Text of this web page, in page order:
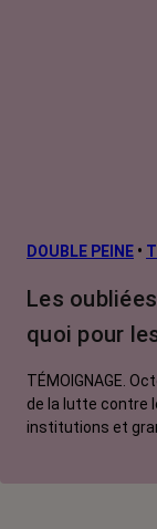
DOUBLE PEINE •
Les
quoi pour
TÉMOIGNAGE.
de la lutte contre
institutions et